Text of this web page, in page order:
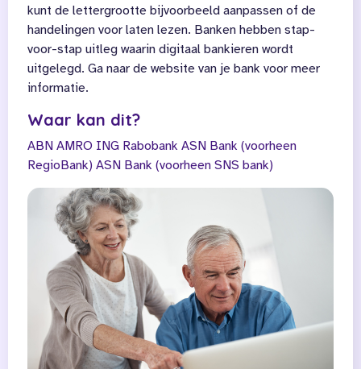
kunt de lettergrootte bijvoorbeeld aanpassen of de
handelingen voor laten lezen. Banken hebben stap-
voor-stap uitleg waarin digitaal bankieren wordt
uitgelegd. Ga naar de website van je bank voor meer
informatie.
Waar kan dit?
ABN AMRO ING Rabobank ASN Bank (voorheen
RegioBank) ASN Bank (voorheen SNS bank)